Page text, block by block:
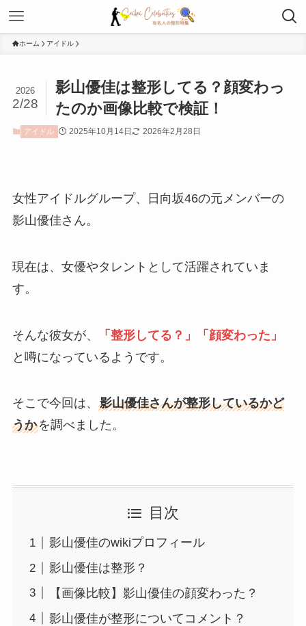
ホーム アイドル
影山優佳は整形してる？顔変わっ
たのか画像比較で検証！
2026
2/28
アイドル 2025年10月14日 2026年2月28日
女性アイドルグループ、日向坂46の元メンバーの
影山優佳さん。
現在は、女優やタレントとして活躍されていま
す。
そんな彼女が、
「整形してる？」「顔変わった」
と噂になっているようです。
そこで今回は、 影山優佳さんが整形しているかど
うかを調べました。
目次
影山優佳のwikiプロフィール
影山優佳は整形？
【画像比較】影山優佳の顔変わった？
影山優佳が整形についてコメント？